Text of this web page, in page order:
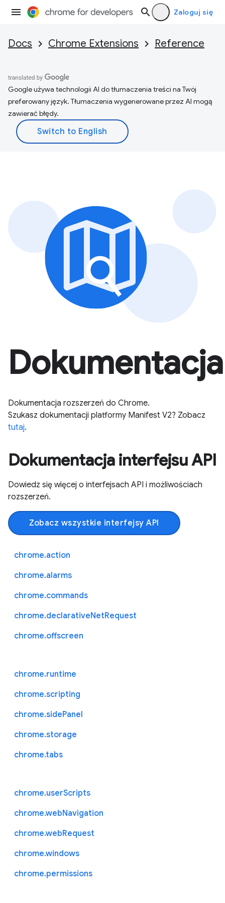
Zaloguj się
Docs Chrome Extensions Reference
Google używa technologii AI do tłumaczenia treści na Twój
preferowany język. Tłumaczenia wygenerowane przez AI mogą
zawierać błędy.
Dokumentacja
Dokumentacja rozszerzeń do Chrome.
Szukasz dokumentacji platformy Manifest V2? Zobacz
tutaj.
Dokumentacja interfejsu API
Dowiedz się więcej o interfejsach API i możliwościach
rozszerzeń.
Zobacz wszystkie interfejsy API
chrome.action
chrome.alarms
chrome.commands
chrome.declarativeNetRequest
chrome.offscreen
chrome.runtime
chrome.scripting
chrome.sidePanel
chrome.storage
chrome.tabs
chrome.userScripts
chrome.webNavigation
chrome.webRequest
chrome.windows
chrome.permissions